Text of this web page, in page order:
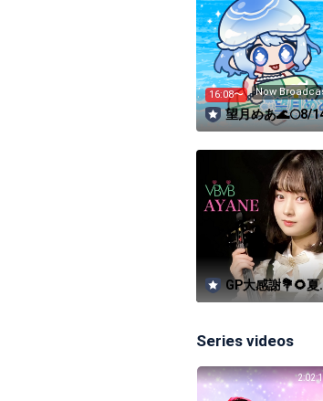
望月めあ
みなちゃん
タロット占い師Irieアイリー
16:08〜 Now
望月めあ🌊🌕8/
5周年💗
GP大感謝💐🌻夏
み中🌻🎻AYANE🌐
Series videos